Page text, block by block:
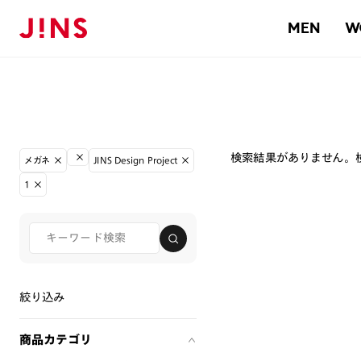
MEN
メガネ JINS Design Project
1
絞り込み
商品カテゴリ
検索結果がありません。